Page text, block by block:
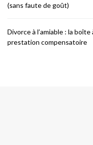
(sans faute de goût)
Divorce à l’amiable : la
prestation compensatoire